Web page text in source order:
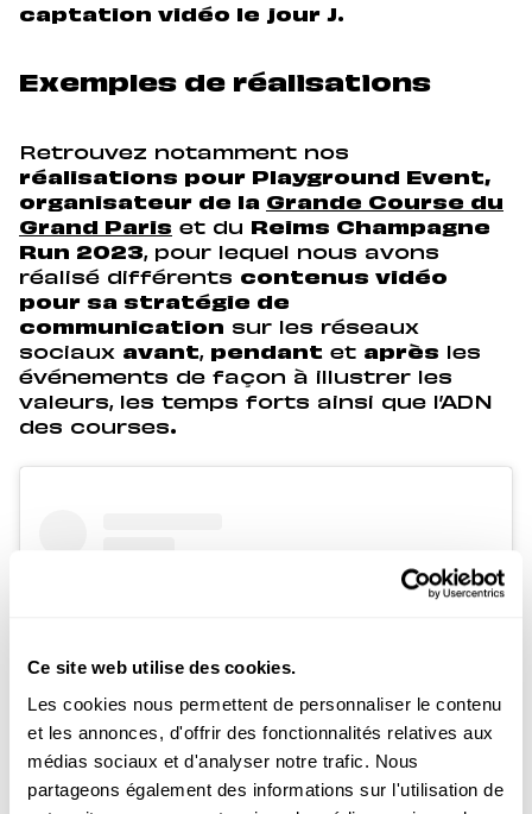
Ce site web utilise des cookies.
Les cookies nous permettent de personnaliser le contenu
et les annonces, d'offrir des fonctionnalités relatives aux
médias sociaux et d'analyser notre trafic. Nous
partageons également des informations sur l'utilisation de
captation vidéo le jour J.
Exemples de réalisations
Retrouvez notamment nos
réalisations pour Playground Event,
organisateur de la Grande Course du
Grand Paris et du
Reims Champagne
Run 2023, pour lequel nous avons
réalisé différents contenus vidéo
pour sa stratégie de
communication sur les réseaux
sociaux avant, pendant et après les
événements de façon à illustrer les
valeurs, les temps forts ainsi que l’ADN
des courses.